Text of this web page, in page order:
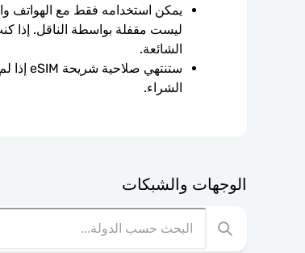
الشائعة.
الشراء.
الوجهات والشبكات